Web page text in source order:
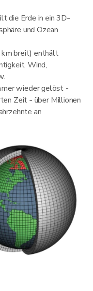
die Erde in ein 3D-
und Ozean
breit) enthält
Wind,
wieder gelöst -
Zeit - über Millionen
an